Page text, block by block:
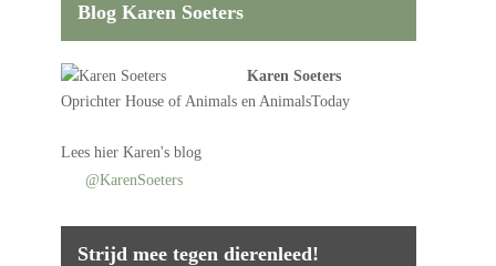
Blog Karen Soeters
Karen Soeters
OprichterHouse of Animals en AnimalsToday
Leeshier Karen's blog
@KarenSoeters
Strijd mee tegen dierenleed!